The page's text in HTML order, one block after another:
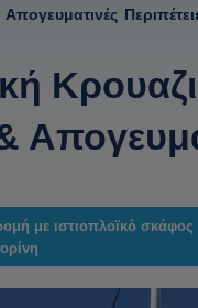
με ιστιοπλοϊκό σκάφος